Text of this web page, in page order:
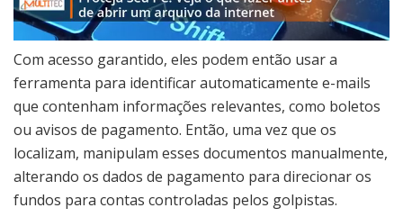
Com acesso garantido, eles podem então usar a
ferramenta para identificar automaticamente e-mails
que contenham informações relevantes, como boletos
ou avisos de pagamento. Então, uma vez que os
localizam, manipulam esses documentos manualmente,
alterando os dados de pagamento para direcionar os
fundos para contas controladas pelos golpistas.